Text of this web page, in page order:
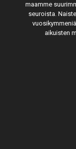
maamme
seuroista.
aikuisten